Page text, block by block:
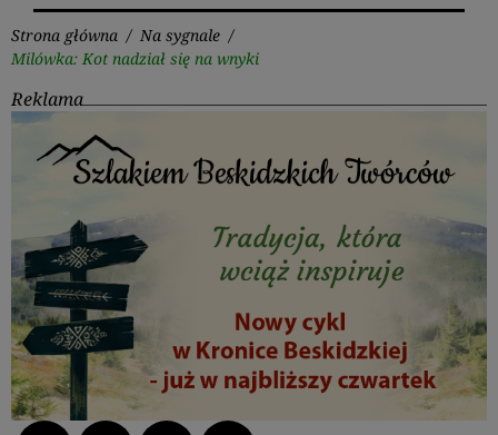
Strona główna / Na sygnale /
Milówka: Kot nadział się na wnyki
Reklama